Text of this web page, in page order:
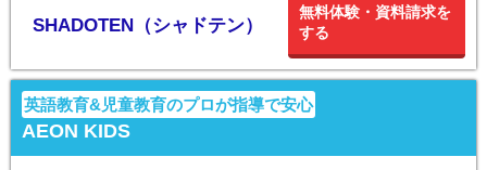
SHADOTEN（シャドテン）
無料体験・資料請求を
する
英語教育&児童教育のプロが指導で安心
AEON KIDS